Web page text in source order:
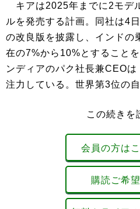
キアは2025年までに2モデ
ルを発売する計画。同社は4
の改良版を披露し、インドの
在の7%から10%とすること
ンディアのパク社長兼CEO
注力している。世界第3位の
この続きを
会員の方は
購読ご希